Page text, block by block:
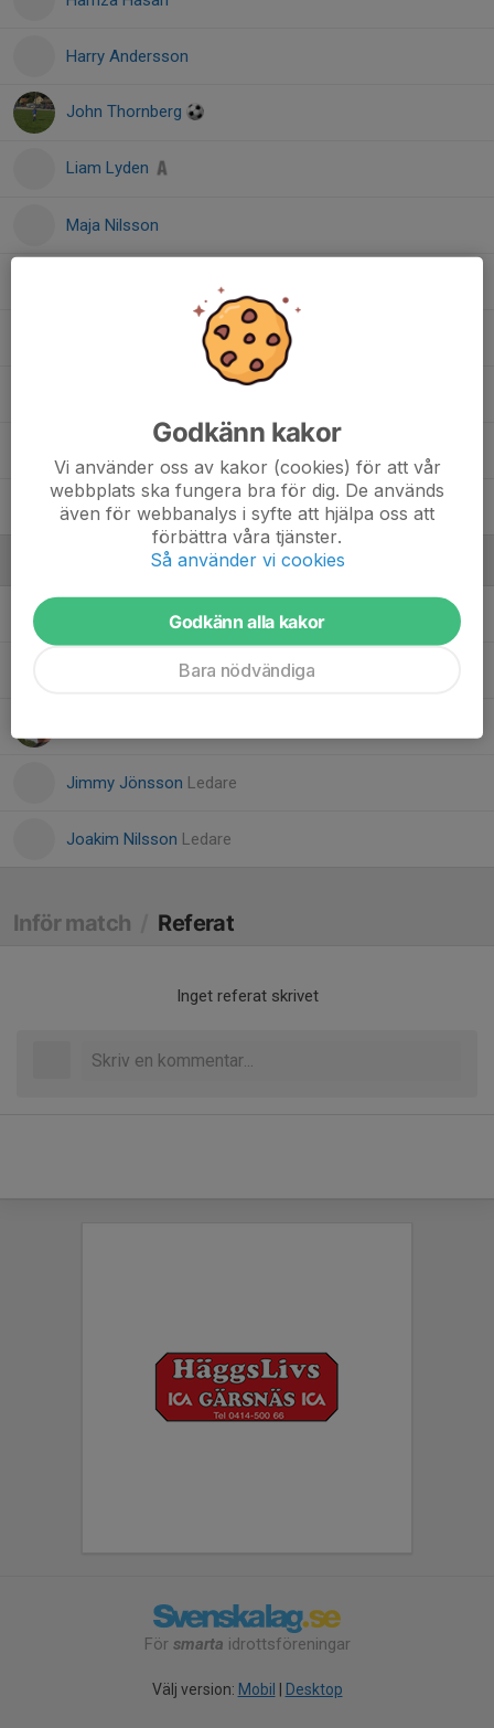
Harry Andersson
John Thornberg
Liam Lyden
Maja Nilsson
William Jönsson
Andreas Andersson
Christoffer Ramberg Ledare
Jimmy Jönsson Ledare
Joakim Nilsson Ledare
Inför match Referat
Inget referat skrivet
För smarta idrottsföreningar
Välj version: Mobil Desktop
Godkänn kakor
Vi använder oss av kakor (cookies) för att vår
webbplats ska fungera bra för dig. De används
även för webbanalys i syfte att hjälpa oss att
förbättra våra tjänster.
Så använder vi cookies
Godkänn alla kakor
Bara nödvändiga